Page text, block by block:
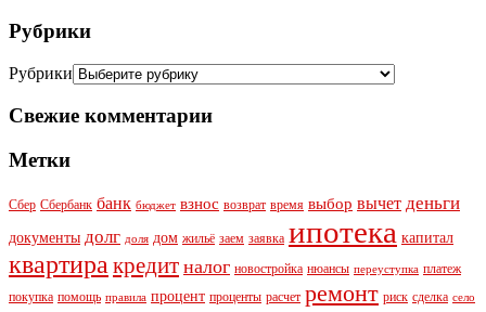
Рубрики
Рубрики
Свежие комментарии
Метки
Сбер Сбербанк банк бюджет взнос возврат время выбор вычет деньги
документы долг доля дом жильё заем заявка ипотека капитал
квартира кредит налог новостройка нюансы переуступка платеж
покупка помощь правила процент проценты расчет ремонт риск сделка село